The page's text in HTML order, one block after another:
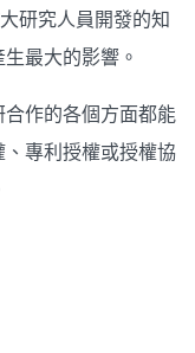
研究人員開發的知
最大的影響。
作的各個方面都能
專利授權或授權協